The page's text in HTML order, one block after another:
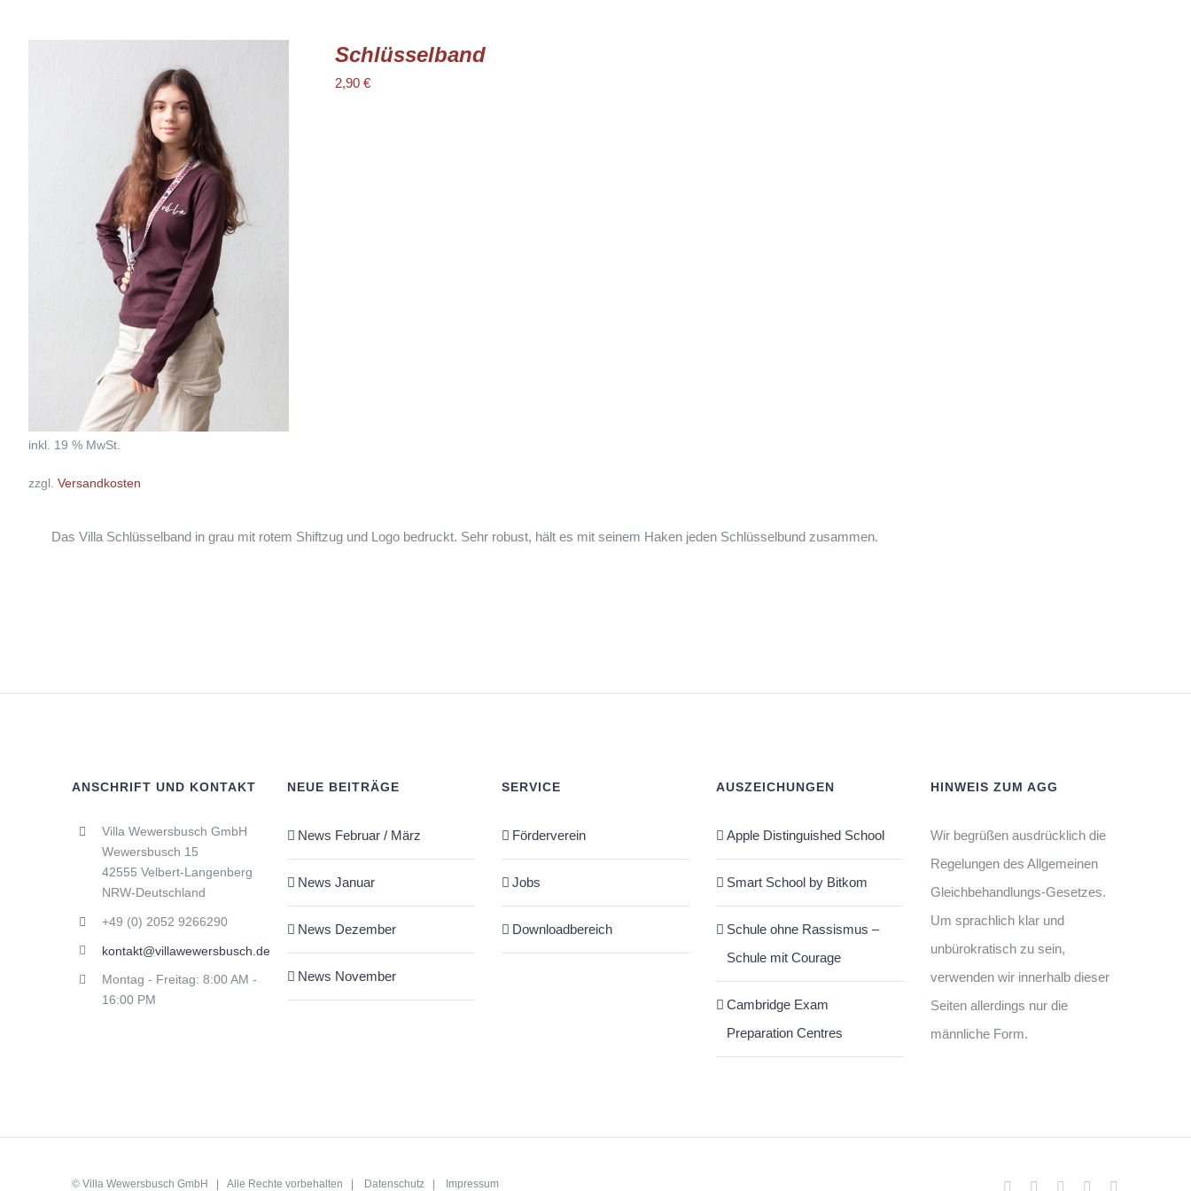
IN DEN WARENKORB DETAILS
Schlüsselband
2,90 €
inkl. 19 % MwSt.
zzgl. Versandkosten
Das Villa Schlüsselband in grau mit rotem Shiftzug und Logo bedruckt. Sehr robust, hält es mit seinem Haken jeden Schlüsselbund zusammen.
ANSCHRIFT UND KONTAKT
Villa Wewersbusch GmbH
Wewersbusch 15
42555 Velbert-Langenberg
NRW-Deutschland
+49 (0) 2052 9266290
kontakt@villawewersbusch.de
Montag - Freitag: 8:00 AM -
16:00 PM
NEUE BEITRÄGE
News Februar / März
News Januar
News Dezember
News November
SERVICE
Förderverein
Jobs
Downloadbereich
AUSZEICHUNGEN
Apple Distinguished School
Smart School by Bitkom
Schule ohne Rassismus –
Schule mit Courage
Cambridge Exam
Preparation Centres
HINWEIS ZUM AGG
Wir begrüßen ausdrücklich die
Regelungen des Allgemeinen
Gleichbehandlungs-Gesetzes.
Um sprachlich klar und
unbürokratisch zu sein,
verwenden wir innerhalb dieser
Seiten allerdings nur die
männliche Form.
©Villa Wewersbusch GmbH | Alle Rechte vorbehalten | Datenschutz Impressum FacebookInstagram YouTube